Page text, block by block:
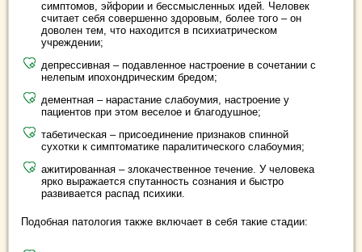
симптомов, эйфории и бессмысленных идей. Человек
считает себя совершенно здоровым, более того – он
доволен тем, что находится в психиатрическом
учреждении;
депрессивная – подавленное настроение в сочетании с
нелепым ипохондрическим бредом;
дементная – нарастание слабоумия, настроение у
пациентов при этом веселое и благодушное;
табетическая – присоединение признаков спинной
сухотки к симптоматике паралитического слабоумия;
ажитированная – злокачественное течение. У человека
ярко выражается спутанность сознания и быстро
развивается распад психики.
Подобная патология также включает в себя такие стадии: